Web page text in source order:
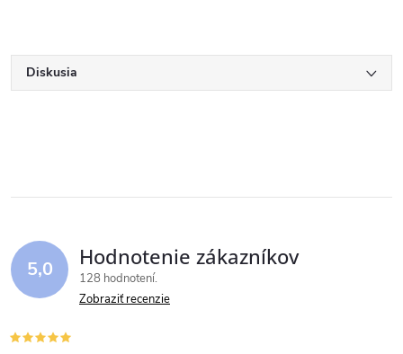
Diskusia
5,0 Hodnotenie zákazníkov
128 hodnotení
Zobraziť recenzie